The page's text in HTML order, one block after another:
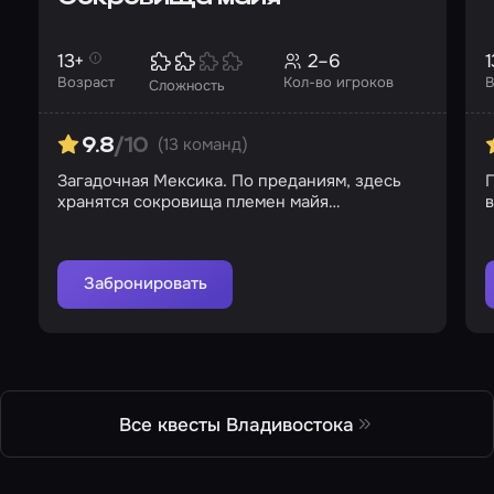
Возраст
13+
Сложность Кол-во игроков
2–6
9.8/10 (13 команд)
Загадочная Мексика. По преданиям, здесь
хранятся сокровища племен майя…
Забронировать
Все квесты Владивостока